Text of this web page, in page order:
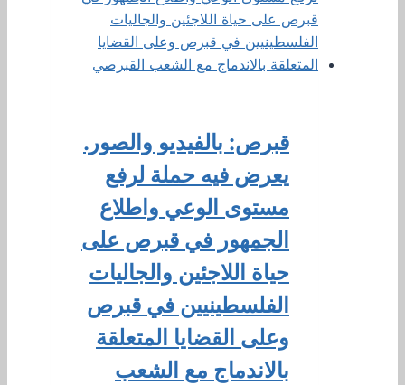
قبرص: بالفيديو والصور.
يعرض فيه حملة لرفع
مستوى الوعي واطلاع
الجمهور في قبرص على
حياة اللاجئين والجاليات
الفلسطينيين في قبرص
وعلى القضايا المتعلقة
بالاندماج مع الشعب